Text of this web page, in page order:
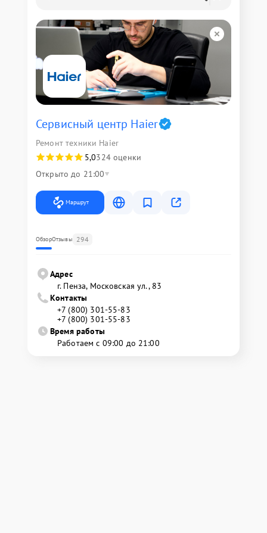
Сервисный центр Haier
Ремонт техники Haier
5,0324 оценки
Открыто до 21:00
Маршрут
ОбзорОтзывы 294
Адрес
г. Пенза, Московская ул., 83
Контакты
+7 (800) 301-55-83
+7 (800) 301-55-83
Время работы
Работаем с 09:00 до 21:00